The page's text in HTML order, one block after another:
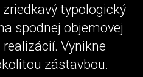
typologický
spodnej objemovej
Vynikne
zástavbou.